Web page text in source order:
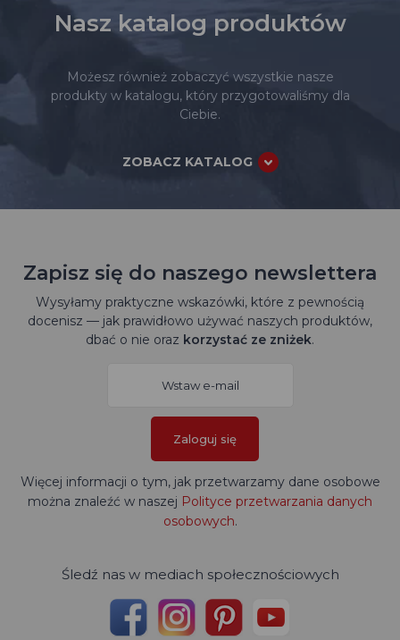
Nasz katalog produktów
Możesz również zobaczyć wszystkie nasze
produkty w katalogu, który przygotowaliśmy dla
Ciebie.
ZOBACZ KATALOG
Zapisz się do naszego newslettera
Wysyłamy praktyczne wskazówki, które z pewnością
docenisz — jak prawidłowo używać naszych produktów,
dbać o nie oraz korzystać ze zniżek.
Zaloguj się
Więcej informacji o tym, jak przetwarzamy dane osobowe
można znaleźć w naszej Polityce przetwarzania danych
osobowych.
Śledź nas w mediach społecznościowych